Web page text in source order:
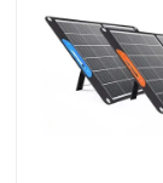
draagbare